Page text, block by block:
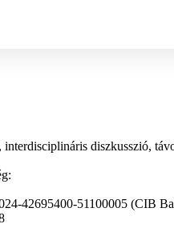
diszkusszió,
42695400-51100005 (CIB